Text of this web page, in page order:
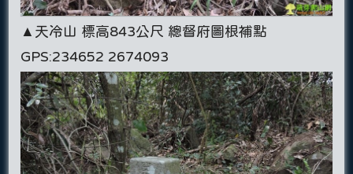
▲天冷山 標高843公尺 總督府圖根補點
GPS:234652 2674093